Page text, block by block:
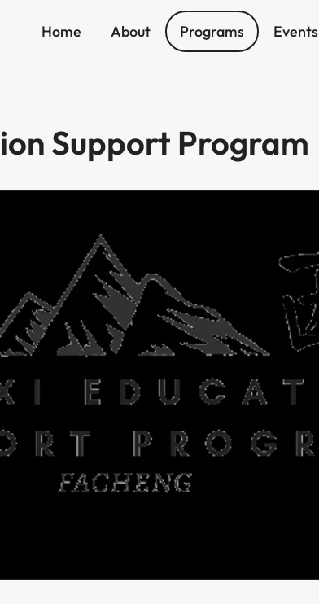
Home About Programs Events